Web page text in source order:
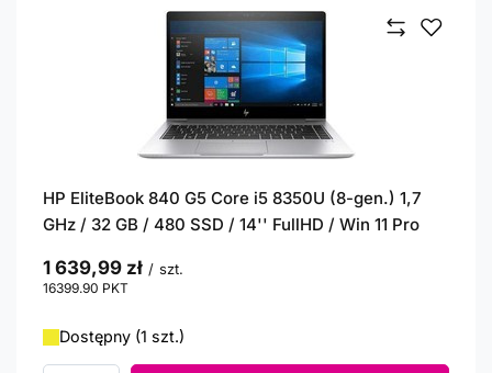
HP EliteBook 840 G5 Core i5 8350U (8-gen.) 1,7
GHz / 32 GB / 480 SSD / 14'' FullHD / Win 11 Pro
1 639,99 zł / szt.
16399.90 PKT
Dostępny (1 szt.)